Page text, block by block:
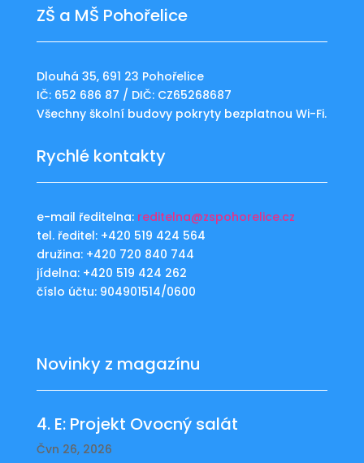
ZŠ a MŠ Pohořelice
Dlouhá 35, 691 23 Pohořelice
IČ: 652 686 87 / DIČ: CZ65268687
Všechny školní budovy pokryty bezplatnou Wi-Fi.
Rychlé kontakty
e-mail ředitelna: reditelna@zspohorelice.cz
tel. ředitel: +420 519 424 564
družina: +420 720 840 744
jídelna: +420 519 424 262
číslo účtu: 904901514/0600
Novinky z magazínu
4. E: Projekt Ovocný salát
Čvn 26, 2026